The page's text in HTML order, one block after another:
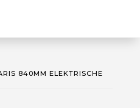
840MM ELEKTRISCHE